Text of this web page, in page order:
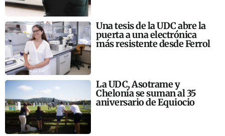
Una tesis de la UDC abre la
puerta a una electrónica
más resistente desde Ferrol
La UDC, Asotrame y
Chelonia se suman al 35
aniversario de Equiocio